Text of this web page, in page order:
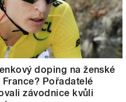
doping na ženské
France? Pořadatelé
závodnice kvůli